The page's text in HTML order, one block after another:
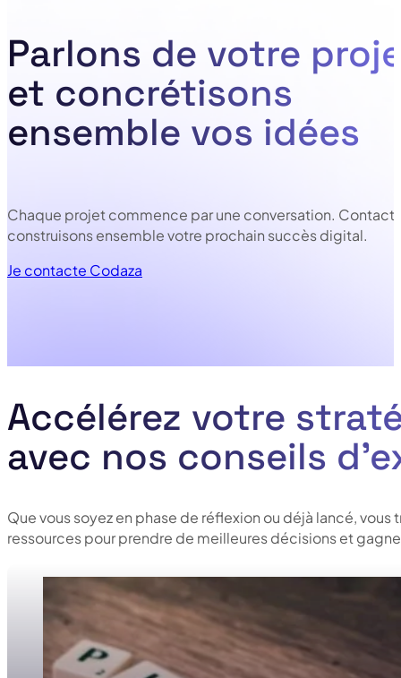
Parlons de votre
et concrétisons
ensemble vos idées
Chaque projet commence par une conversation.
construisons ensemble votre prochain succès digital.
Je contacte Codaza
Accélérez votre
avec nos conseils
Que vous soyez en phase de réflexion ou déjà lancé, vous
ressources pour prendre de meilleures décisions et